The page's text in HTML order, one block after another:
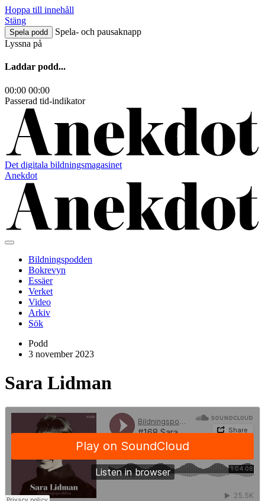
Hoppa till innehåll
Stäng
Spela podd
Spela- och pausaknapp
Lyssna på
Laddar podd...
00:00 00:00
Passerad tid-indikator
Det digitala bildningsmagasinet
Anekdot
Bildningspodden
Bokrevyn
Essäer
Verket
Video
Arkiv
Sök
Podd
3 november 2023
Sara Lidman